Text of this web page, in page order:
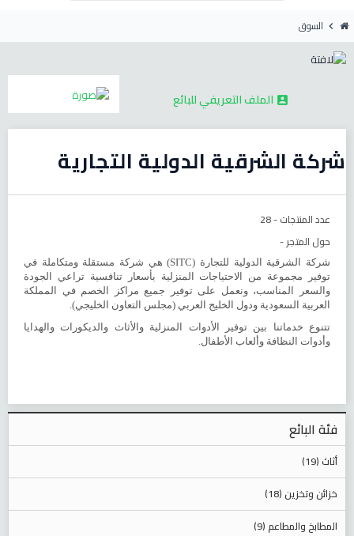
chevron_right السوق
 الملف التعريفي للبائع
شركة الشرقية الدولية التجارية
عدد المنتجات -28
حول المتجر -
شركة الشرقية الدولية للتجارة (SITC) هي شركة مستقلة ومتكاملة في
توفير مجموعة من الاحتياجات المنزلية بأسعار تنافسية تراعي الجودة
والسعر المناسب، ونعمل على توفير جميع مراكز الخصم في المملكة
العربية السعودية ودول الخليج العربي (مجلس التعاون الخليجي).
تتنوع خدماتنا بين توفير الأدوات المنزلية والأثاث والديكورات والهدايا
وأدوات النظافة وألعاب الأطفال.
فئة البائع
أثاث (19)
خزائن وتخزين (18)
المطابخ والمطاعم (9)